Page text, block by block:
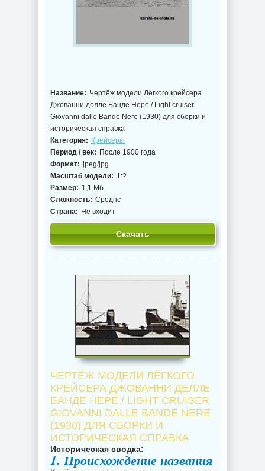
Название: Чертёж модели Лёгкого крейсера
Джованни делле Банде Нере / Light cruiser
Giovanni dalle Bande Nere (1930) для сборки и
историческая справка
Категория: Крейсеры
Период / век: После 1900 года
Формат: jpeg/jpg
Масштаб модели: 1:?
Размер: 1,1 Мб.
Сложность: Среднє
Страна: Не входит
Скачать
ЧЕРТЁЖ МОДЕЛИ ЛЁГКОГО
КРЕЙСЕРА ДЖОВАННИ ДЕЛЛЕ
БАНДЕ НЕРЕ / LIGHT CRUISER
GIOVANNI DALLE BANDE NERE
(1930) ДЛЯ СБОРКИ И
ИСТОРИЧЕСКАЯ СПРАВКА
Историческая сводка:
1. Происхождение названия